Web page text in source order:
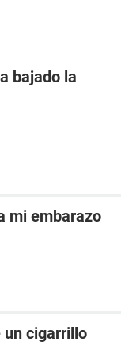
bajado la
mi embarazo
un cigarrillo